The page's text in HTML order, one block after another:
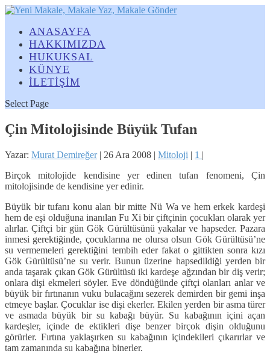
ANASAYFA
HAKKIMIZDA
HUKUKSAL
KÜNYE
İLETİŞİM
Select Page
Çin Mitolojisinde Büyük Tufan
Yazar: Murat Demireğer| 26 Ara 2008 | Mitoloji | 1 |
Birçok mitolojide kendisine yer edinen tufan fenomeni, Çin
mitolojisinde de kendisine yer edinir.
Büyük bir tufanı konu alan bir mitte Nü Wa ve hem erkek kardeşi
hem de eşi olduğuna inanılan Fu Xi bir çiftçinin çocukları olarak yer
alırlar. Çiftçi bir gün Gök Gürültüsünü yakalar ve hapseder. Pazara
inmesi gerektiğinde, çocuklarına ne olursa olsun Gök Gürültüsü’ne
su vermemeleri gerektiğini tembih eder fakat o gittikten sonra kızı
Gök Gürültüsü’ne su verir. Bunun üzerine hapsedildiği yerden bir
anda taşarak çıkan Gök Gürültüsü iki kardeşe ağzından bir diş verir;
onlara dişi ekmeleri söyler. Eve döndüğünde çiftçi olanları anlar ve
büyük bir fırtınanın vuku bulacağını sezerek demirden bir gemi inşa
etmeye başlar. Çocuklar ise dişi ekerler. Ekilen yerden bir asma türer
ve asmada büyük bir su kabağı büyür. Su kabağının içini açan
kardeşler, içinde de ektikleri dişe benzer birçok dişin olduğunu
görürler. Fırtına yaklaşırken su kabağının içindekileri çıkarırlar ve
tam zamanında su kabağına binerler.